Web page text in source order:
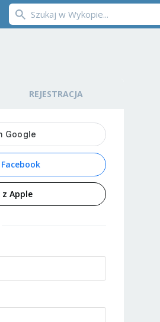
REJESTRACJA
Apple